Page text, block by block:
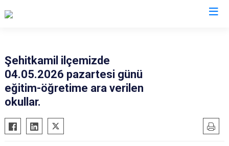
Araban
İslahiye
Nizip
Şehitkamil ilçemizde
04.05.2026 pazartesi günü
eğitim-öğretime ara verilen
okullar.